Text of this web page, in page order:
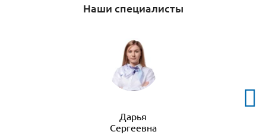
Наши специалисты
Дарья
Сергеевна